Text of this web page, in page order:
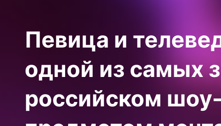
Певица и
одной из самых
российском